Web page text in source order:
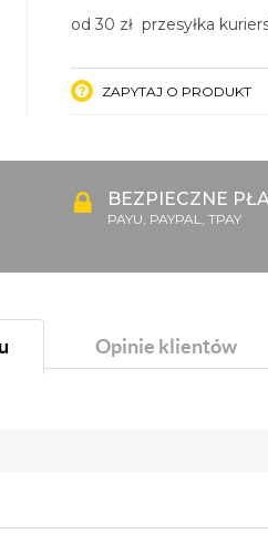
od 30 zł przesyłka
ZAPYTAJ O PRODUKT
BEZPIECZNE
PAYU, PAYPAL, TPAY
Opinie klientów